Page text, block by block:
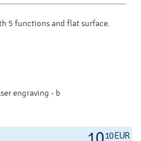
5 functions and flat surface.
engraving - b
10 EUR